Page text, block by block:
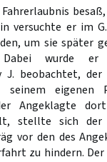
versuchte er im
um sie später
Dabei wurde
J. beobachtet,
seinem eigenen
Angeklagte
stellte sich
vor den des
zu hindern.